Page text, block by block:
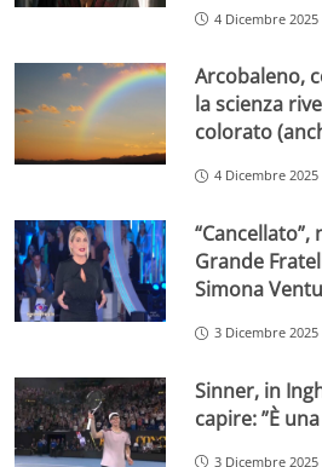
4 Dicembre 2025
Arcobaleno,
la scienza
colorato
4 Dicembre 2025
Grande
Simona
3 Dicembre 2025
Sinner, in
capire: ”È
3 Dicembre 2025